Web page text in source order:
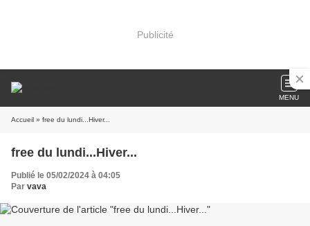
Publicité
MENU
Accueil » free du lundi...Hiver...
free du lundi...Hiver...
Publié le 05/02/2024 à 04:05
Par vava